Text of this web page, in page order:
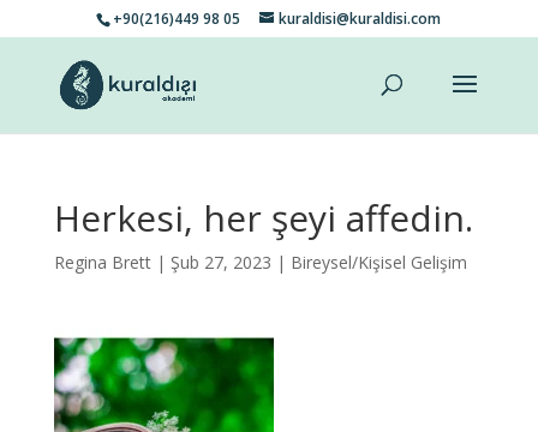
+90(216)449 98 05 kuraldisi@kuraldisi.com
Herkesi, her şeyi affedin.
Regina Brett| Şub 27, 2023 | Bireysel/Kişisel Gelişim